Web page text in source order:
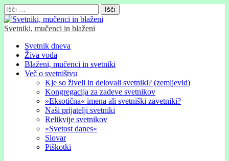
Išči:
Svetniki, mučenci in blaženi
Glavni
meni
Skip
content
Svetnik dneva
Živa voda
Blaženi, mučenci in svetniki
Več o svetništvu
Kje so živeli in delovali svetniki? (zemljevid)
Kongregacija za zadeve svetnikov
»Eksotična« imena ali svetniški zavetniki?
Naši prijatelji svetniki
Relikvije svetnikov
»Svetost danes«
Slovar
Piškotki